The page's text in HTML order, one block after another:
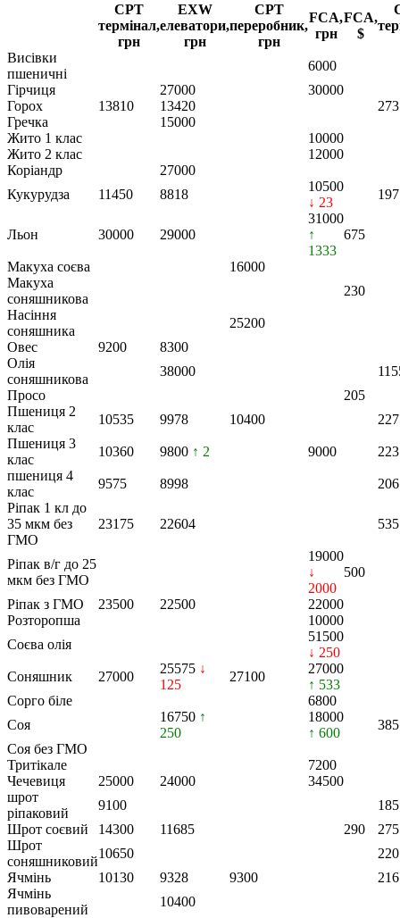
CPT
термінал,
грн
EXW
елеватори,
грн
CPT
переробник,
грн
FCA,
грн
FCA,
$
Висівки
пшеничні
6000
Гірчиця
27000
30000
Горох
13810 13420
273
Гречка
15000
Жито 1 клас
10000
Жито 2 клас
12000
Коріандр
27000
Кукурудза
11450 8818
10500
↓ 23
197
Льон 30000 29000
31000
↑
1333
675
Макуха соєва
16000
Макуха
соняшникова
230
Насіння
соняшника
25200
Овес
9200
8300
Олія
соняшникова
38000
Просо
205
Пшениця 2
клас
10535 9978 10400
227
Пшениця 3
клас
10360 9800 ↑ 2 9000
223
пшениця 4
клас
9575 8998
206
Ріпак 1 кл до
35 мкм без
ГМО
23175 22604 535
Ріпак в/г до 25
мкм без ГМО
19000
↓
2000
500
Ріпак з ГМО 23500 22500
22000
Розторопша
10000
Соєва олія
51500
↓ 250
Соняшник
27000
25575 ↓
125
27100
27000
↑ 533
Сорго біле
6800
Соя
16750 ↑
250
18000
↑ 600
385
Соя без ГМО
Тритікале
7200
Чечевиця
25000 24000
34500
шрот
ріпаковий
9100
185
Шрот соєвий
14300 11685 290
275
Шрот
соняшниковий
10650
220
Ячмінь
10130 9328 9300
216
Ячмінь
пивоварений
10400